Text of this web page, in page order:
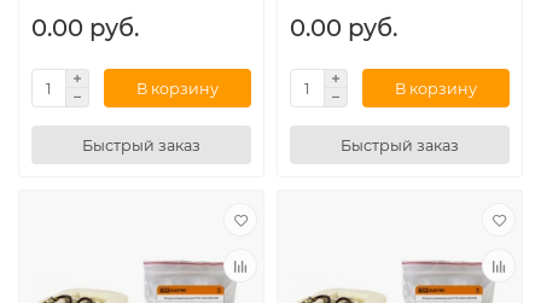
0.00 руб.
В корзину
Быстрый заказ
0.00 руб.
В корзину
Быстрый заказ